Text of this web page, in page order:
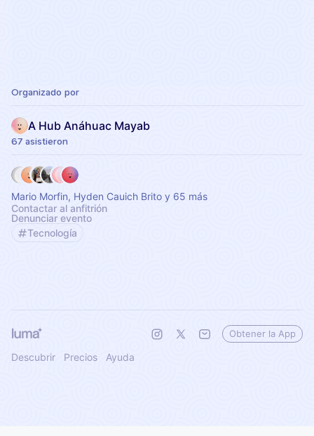
Organizado por
A Hub Anáhuac Mayab
67 asistieron
Mario Morfin, Hyden Cauich Brito y 65 más
Contactar al anfitrión
Denunciar evento
Tecnología
Descubrir Precios Ayuda
Obtener la App